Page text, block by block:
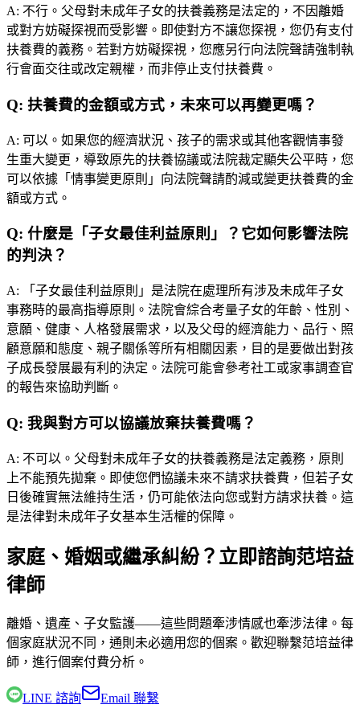
A: 不行。父母對未成年子女的扶養義務是法定的，不因離婚
或對方妨礙探視而受影響。即使對方不讓您探視，您仍有支付
扶養費的義務。若對方妨礙探視，您應另行向法院聲請強制執
行會面交往或改定親權，而非停止支付扶養費。
Q: 扶養費的金額或方式，未來可以再變更嗎？
A: 可以。如果您的經濟狀況、孩子的需求或其他客觀情事發
生重大變更，導致原先的扶養協議或法院裁定顯失公平時，您
可以依據「情事變更原則」向法院聲請酌減或變更扶養費的金
額或方式。
Q: 什麼是「子女最佳利益原則」？它如何影響法院
的判決？
A:
「子女最佳利益原則」是法院在處理所有涉及未成年子女
事務時的最高指導原則。法院會綜合考量子女的年齡、性別、
意願、健康、人格發展需求，以及父母的經濟能力、品行、照
顧意願和態度、親子關係等所有相關因素，目的是要做出對孩
子成長發展最有利的決定。法院可能會參考社工或家事調查官
的報告來協助判斷。
Q: 我與對方可以協議放棄扶養費嗎？
A: 不可以。父母對未成年子女的扶養義務是法定義務，原則
上不能預先拋棄。即使您們協議未來不請求扶養費，但若子女
日後確實無法維持生活，仍可能依法向您或對方請求扶養。這
是法律對未成年子女基本生活權的保障。
家庭、婚姻或繼承糾紛？立即諮詢范培益
律師
離婚、遺產、子女監護——這些問題牽涉情感也牽涉法律。每
個家庭狀況不同，通則未必適用您的個案。歡迎聯繫范培益律
師 ，進行個案付費分析。
LINE 諮詢 Email 聯繫